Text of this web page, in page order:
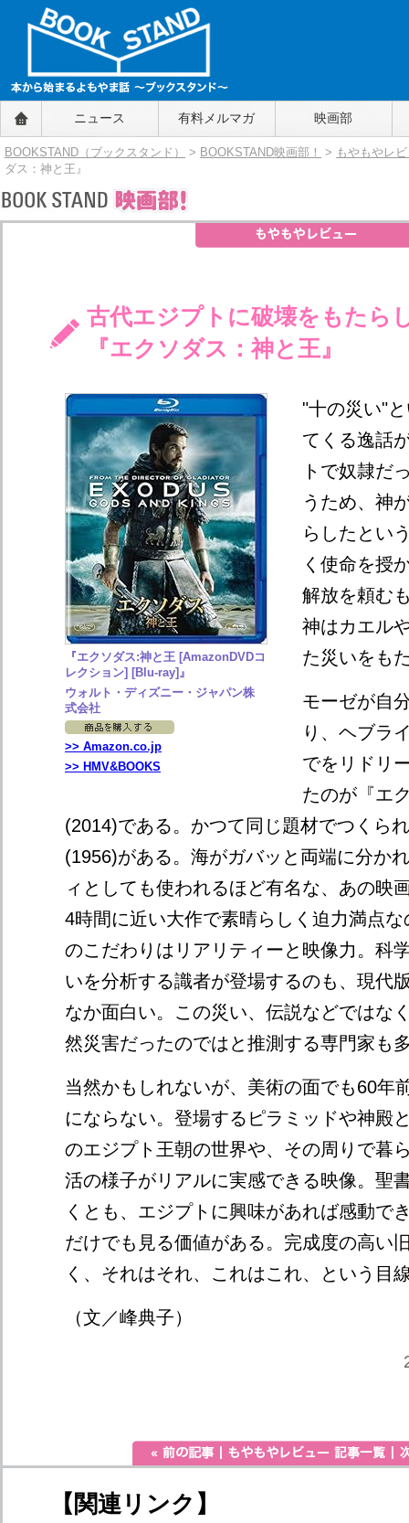
BOOKSTAND（ブックスタンド）
～本から始まるよもやま話～
BOOKSTAND（ブ
ックスタンド）
ニュース 有料メルマガ 映画部
BOOKSTAND（ブックスタンド） > BOOKSTAND映画部！ > もやもやレ
ダス：神と王』
古代エジプトに破壊をもたら
『エクソダス：神と王』
『エクソダス:神と王 [AmazonDVDコ
レクション] [Blu-ray]』
ウォルト・ディズニー・ジャパン株
式会社
>> Amazon.co.jp
>> HMV&BOOKS
"十の災い"
てくる逸話
トで奴隷だ
うため、神
らしたとい
く使命を授
解放を頼む
神はカエル
た災いをも
モーゼが自
り、ヘブラ
でをリドリ
たのが『エ
(2014)である。かつて同じ題材でつくら
(1956)がある。海がガバッと両端に分か
ィとしても使われるほど有名な、あの映
4時間に近い大作で素晴らしく迫力満点
のこだわりはリアリティーと映像力。科
いを分析する識者が登場するのも、現代
なか面白い。この災い、伝説などではな
然災害だったのではと推測する専門家も
当然かもしれないが、美術の面でも60年
にならない。登場するピラミッドや神殿
のエジプト王朝の世界や、その周りで暮
活の様子がリアルに実感できる映像。聖
くとも、エジプトに興味があれば感動で
だけでも見る価値がある。完成度の高い
く、それはそれ、これはこれ、という目
（文／峰典子）
【関連リンク】